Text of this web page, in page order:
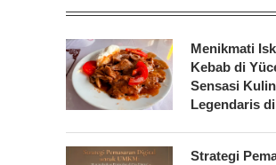
Menikmati
Kebab di
Sensasi
Legendaris
Strategi